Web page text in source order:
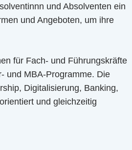
und Absolventen ein
und Angeboten, um ihre
für Fach- und Führungskräfte
und MBA-Programme. Die
Digitalisierung, Banking,
und gleichzeitig